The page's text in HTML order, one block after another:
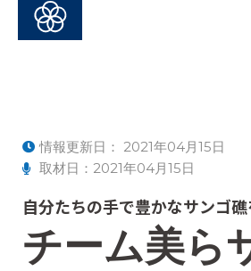
情報更新日： 2021年04月15日
取材日：2021年04月15日
自分たちの手で豊かなサンゴ礁
チーム美ら